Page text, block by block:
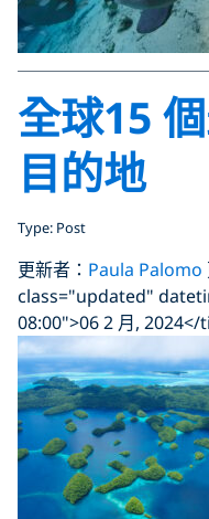
全球15
目的地
Type: Post
更新者： Paula Palomo
class="updated"
08:00">06 2 月, 2024</